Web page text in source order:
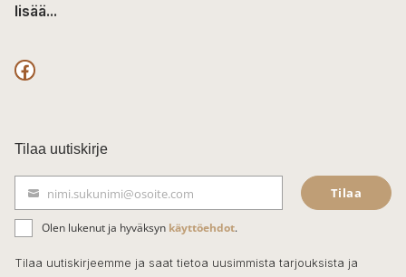
lisää...
F
c
e
b
o
o
Tilaa uutiskirje
ä
h
k
nimi.sukunimi@osoite.com Tilaa
Olen lukenut ja hyväksyn käyttöehdot.
Tilaa uutiskirjeemme ja saat tietoa uusimmista tarjouksista ja